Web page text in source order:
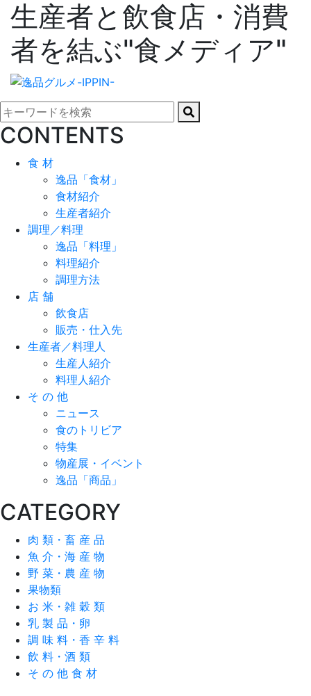
生産者と飲食店・消費
者を結ぶ"食メディア"
CONTENTS
食 材
逸品「食材」
食材紹介
生産者紹介
調理／料理
逸品「料理」
料理紹介
調理方法
店 舗
飲食店
販売・仕入先
生産者／料理人
生産人紹介
料理人紹介
そ の 他
ニュース
食のトリビア
特集
物産展・イベント
逸品「商品」
CATEGORY
肉 類・畜 産 品
魚 介・海 産 物
野 菜・農 産 物
果物類
お 米・雑 穀 類
乳 製 品・卵
調 味 料・香 辛 料
飲 料・酒 類
そ の 他 食 材